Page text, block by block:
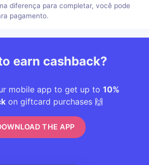
diferença para completar, você pode
pagamento.
earn cashback?
mobile app to get up to 10%
on giftcard purchases 🙌
THE APP